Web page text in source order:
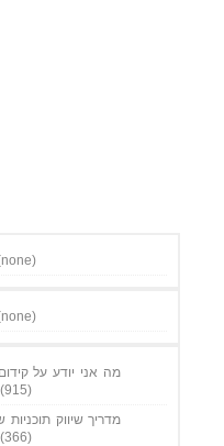
(none)
(none)
מה אני יודע על
(915)
מדריך שיווק
(366)